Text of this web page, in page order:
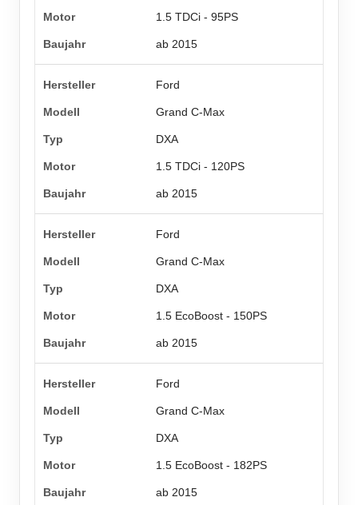
1.5 TDCi - 95PS
ab 2015
Ford
Grand C-Max
DXA
1.5 TDCi - 120PS
ab 2015
Ford
Grand C-Max
DXA
1.5 EcoBoost - 150PS
ab 2015
Ford
Grand C-Max
DXA
1.5 EcoBoost - 182PS
ab 2015